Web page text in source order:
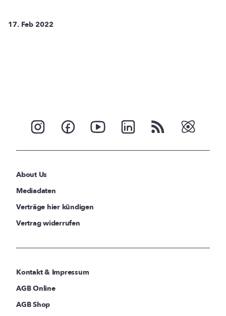
17. Feb 2022
About Us
Mediadaten
Verträge hier kündigen
Vertrag widerrufen
Kontakt & Impressum
AGB Online
AGB Shop